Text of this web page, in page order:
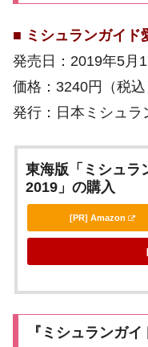
■ ミシュランガイド
発売日：2019年5月
価格：3240円（税込
発行：日本ミシュラ
東海版「ミシュラ
2019」の購入
[PR] Amazon
『ミシュランガ